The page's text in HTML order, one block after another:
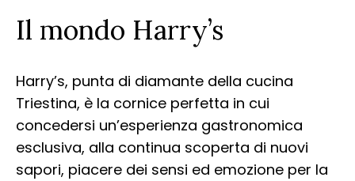
Il mondo Harry’s
Harry’s, punta di diamante della cucina
Triestina, è la cornice perfetta in cui
concedersi un’esperienza gastronomica
esclusiva, alla continua scoperta di nuovi
sapori, piacere dei sensi ed emozione per la